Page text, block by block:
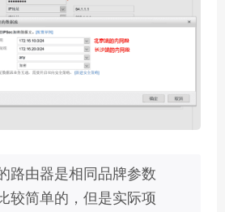
路由器是相同品牌参数
较简单的，但是实际项